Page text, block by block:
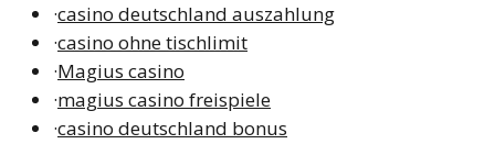
·casino deutschland auszahlung
·casino ohne tischlimit
·Magius casino
·magius casino freispiele
·casino deutschland bonus